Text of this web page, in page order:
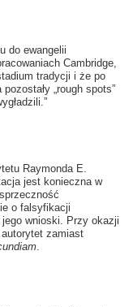
do ewangelii
Cambridge,
tradycji i że po
„rough spots”
Raymonda E.
jest konieczna w
o falsyfikacji
wnioski. Przy okazji
zamiast
.